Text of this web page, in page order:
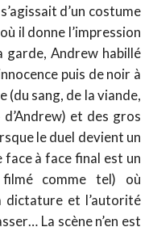
d’un costume
il donne l’impression
garde, Andrew habillé
puis de noir à
(du sang, de la viande,
et des gros
le duel devient un
à face final est un
comme tel) où
dictature et l’autorité
La scène n’en est